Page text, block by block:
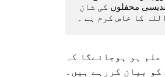
کا خاص کرم ہے ۔
ہو ہوجائےگا کہ
بیان کررہے ہیں۔